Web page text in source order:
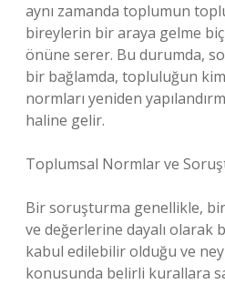
aynı zamanda toplumun
bireylerin bir araya gelme
önüne serer. Bu durumda,
bir bağlamda, topluluğun
normları yeniden
haline gelir.
Toplumsal Normlar ve
Bir soruşturma genellikle,
ve değerlerine dayalı olarak
kabul edilebilir olduğu ve
konusunda belirli kurallara